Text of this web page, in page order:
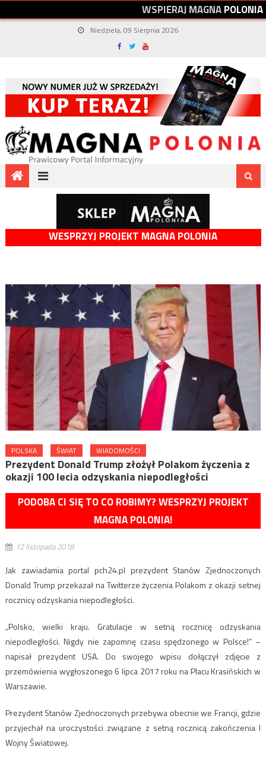
WSPIERAJMAGNAPOLONIA
Niedziela, 09 Sierpnia 2026
WESPRZYJ PROJEKT MAGNA POLONIA
POLSKA ŚWIAT WIADOMOŚCI
Prezydent Donald Trump złożył Polakom życzenia z
okazji 100 lecia odzyskania niepodległości
PODOBA CI SIĘ TO CO ROBIMY? WESPRZYJ PROJEKT
MAGNA POLONIA!
12 listopada 2018
Jak zawiadamia portal pch24.pl prezydent Stanów Zjednoczonych
Donald Trump przekazał na Twitterze życzenia Polakom z okazji setnej
rocznicy odzyskania niepodległości.
„Polsko, wielki kraju. Gratulacje w setną rocznicę odzyskania
niepodległości. Nigdy nie zapomnę czasu spędzonego w Polsce!” –
napisał prezydent USA. Do swojego wpisu dołączył zdjęcie z
przemówienia wygłoszonego 6 lipca 2017 roku na Placu Krasińskich w
Warszawie.
Prezydent Stanów Zjednoczonych przebywa obecnie we Francji, gdzie
przyjechał na uroczystości związane z setną rocznicą zakończenia I
Wojny Światowej.